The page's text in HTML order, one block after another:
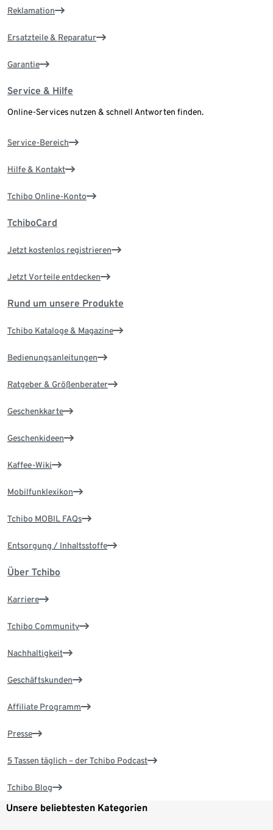
Reklamation
Ersatzteile & Reparatur
Garantie
Service & Hilfe
Online-Services nutzen & schnell Antworten finden.
Service-Bereich
Hilfe & Kontakt
Tchibo Online-Konto
TchiboCard
Jetzt kostenlos registrieren
Jetzt Vorteile entdecken
Rund um unsere Produkte
Tchibo Kataloge & Magazine
Bedienungsanleitungen
Ratgeber & Größenberater
Geschenkkarte
Geschenkideen
Kaffee-Wiki
Mobilfunklexikon
Tchibo MOBIL FAQs
Entsorgung / Inhaltsstoffe
Über Tchibo
Karriere
Tchibo Community
Nachhaltigkeit
Geschäftskunden
Affiliate Programm
Presse
5 Tassen täglich – der Tchibo Podcast
Tchibo Blog
Unsere beliebtesten Kategorien